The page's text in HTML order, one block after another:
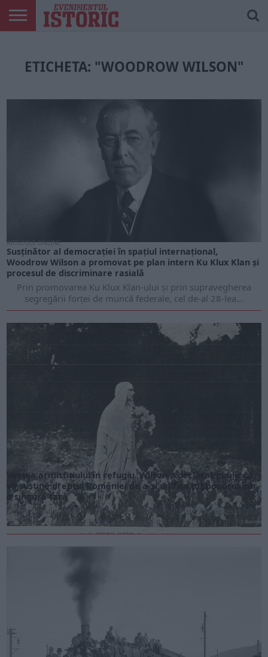
TIPĂRITE
PLAY
MEU
ETICHETA: "WOODROW WILSON"
ARTICOLE ONLINE
Susținător al democrației în spațiul internațional,
Woodrow Wilson a promovat pe plan intern Ku Klux Klan și
procesul de discriminare rasială
Prin promovarea Ku Klux Klan-ului și prin supravegherea
segregării forței de muncă federale, cel de-al 28-lea...
ARTICOLE ONLINE
Vestea armistițiului în refugiu. Wilson a declarat public că
va susține dreptul României de a-și unifica tot poporul într-
o singură țară
Armistițiul dintre Imperiul German și puterile Antantei a fost
semnat la 11 noiembrie 1918, la ora...